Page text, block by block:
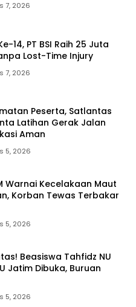
7, 2026
14, PT BSI Raih 25 Juta
Lost-Time Injury
7, 2026
Peserta, Satlantas
Latihan Gerak Jalan
Aman
5, 2026
Warnai Kecelakaan Maut
Korban Tewas Terbakar
5, 2026
Beasiswa Tahfidz NU
Jatim Dibuka, Buruan
5, 2026